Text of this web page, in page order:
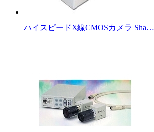
ハイスピードX線CMOSカメラ Sha…